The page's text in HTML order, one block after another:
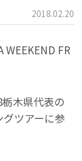
2018.02.20
FR
木県代表の
ツアーに参